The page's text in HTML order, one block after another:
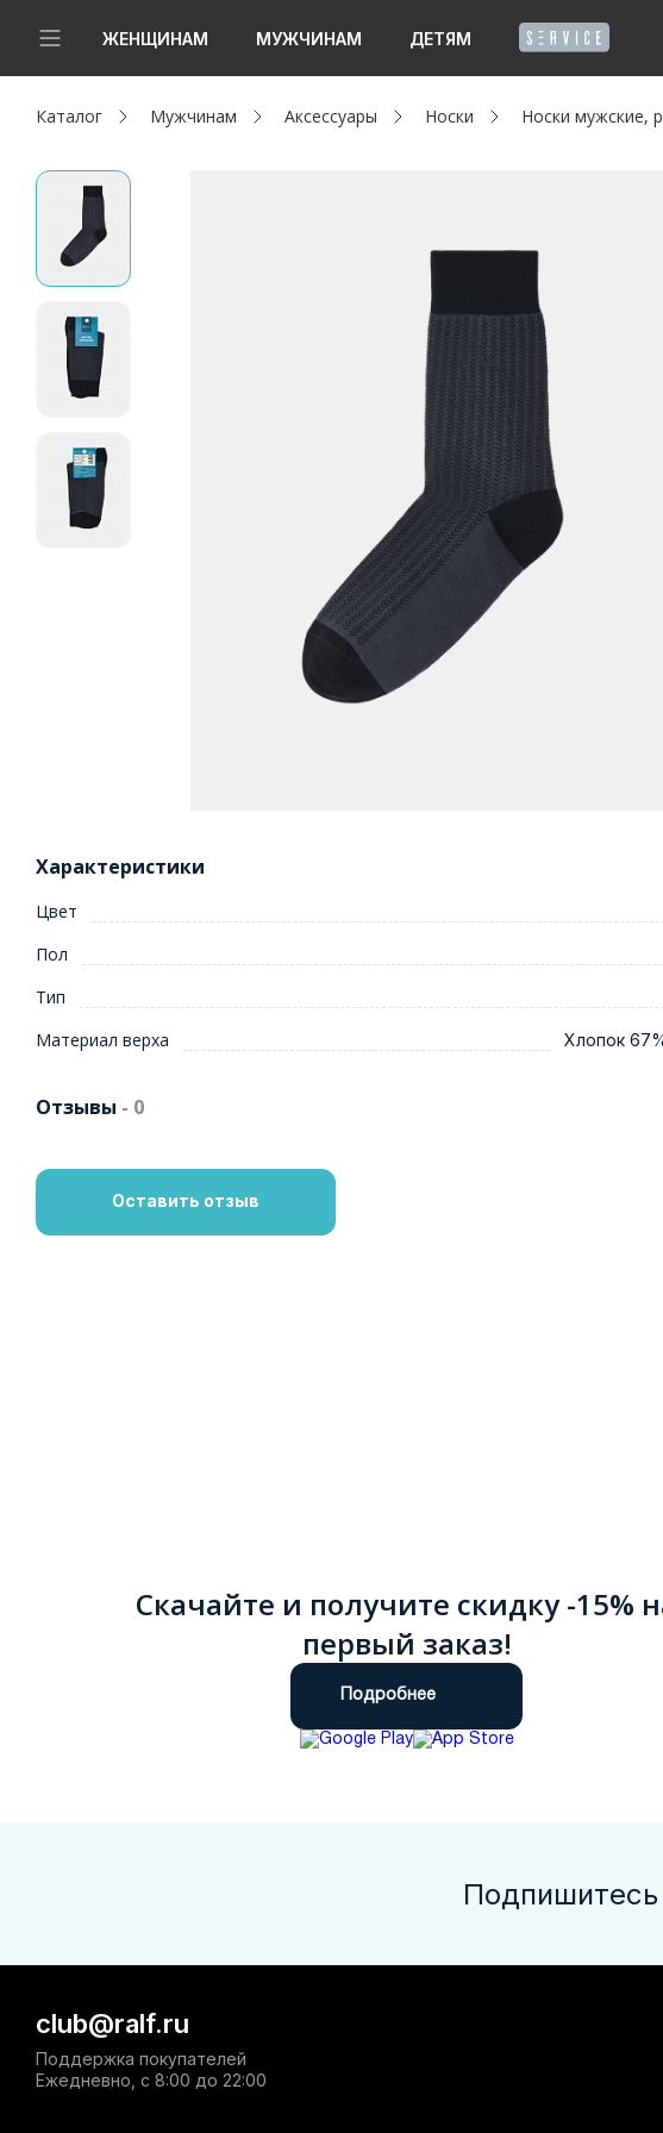
ЖЕНЩИНАМ МУЖЧИНАМ ДЕТЯМ
Новинки
Женщинам
Мужчинам
Капсула
Акции / Новости
Адреса магазинов
Каталог Мужчинам Аксессуары Носки Носки мужские,
Характеристики
Цвет
Пол
Тип
Материал верха Хлопок
Отзывы - 0
Оставить отзыв
Скачайте и получите скидку -15%
первый заказ!
Подробнее
club@ralf.ru
Поддержка покупателей
Ежедневно, с 8:00 до 22:00